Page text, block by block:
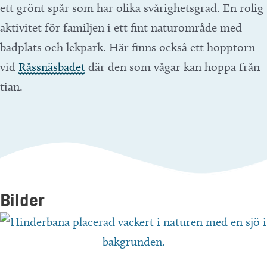
ett grönt spår som har olika svårighetsgrad. En rolig
aktivitet för familjen i ett fint naturområde med
badplats och lekpark. Här finns också ett hopptorn
vid Råssnäsbadet där den som vågar kan hoppa från
tian.
Bilder